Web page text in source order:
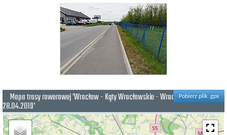
Pobierz plik .gpx
Mapa trasy rowerowej 'Wrocław - Kąty Wrocławskie - Wrocław R9
28.04.2019'